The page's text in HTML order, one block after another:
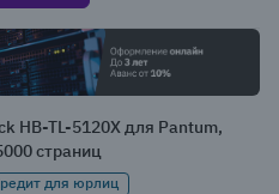
HB-TL-5120X для Pantum,
страниц
для юрлиц